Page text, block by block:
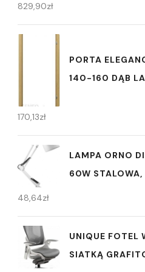
829,90zł
PORTA
140-160 DĄB
170,13zł
LAMPA ORNO
60W STALOWA,
48,64zł
UNIQUE FOTEL
SIATKĄ